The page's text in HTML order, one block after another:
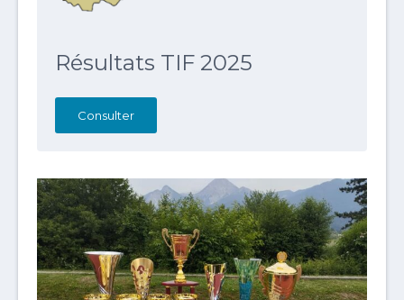
Résultats TIF 2025
Consulter